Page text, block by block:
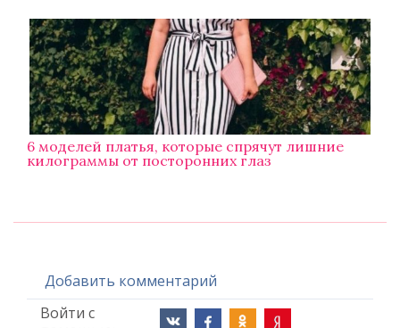
6 моделей платья, которые спрячут лишние
килограммы от посторонних глаз
Добавить комментарий
Войти с